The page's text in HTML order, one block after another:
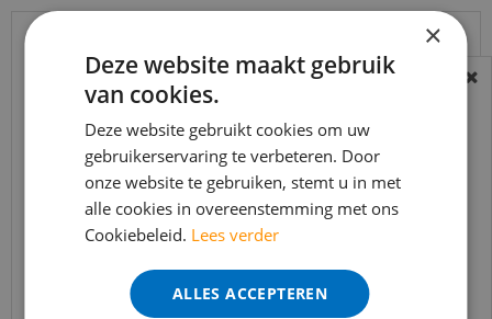
BEREIKBAARHEID
In verband met de vakantie periode zijn wij
t/m 14 augustus telefonisch helaas niet
bereikbaar.
Bestelling worden uiteraard verwerkt
echter iets minder snel dan wat je van ons
gewend bent.
Voor vragen kan je ons bereiken via
×
Deze website maakt gebruik
van cookies.
Deze website gebruikt cookies om uw
gebruikerservaring te verbeteren. Door
onze website te gebruiken, stemt u in met
alle cookies in overeenstemming met ons
Cookiebeleid. Lees verder
ALLES ACCEPTEREN